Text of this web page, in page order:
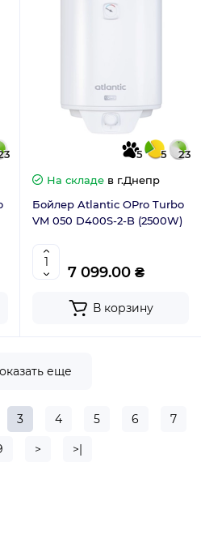
5 5
23
На складе в г.Днепр
Бойлер Atlantic OPro Turbo
VM 050 D400S-2-B (2500W)
7 099.00 ₴
В корзину
еще
3 4 5 6 7
> >|